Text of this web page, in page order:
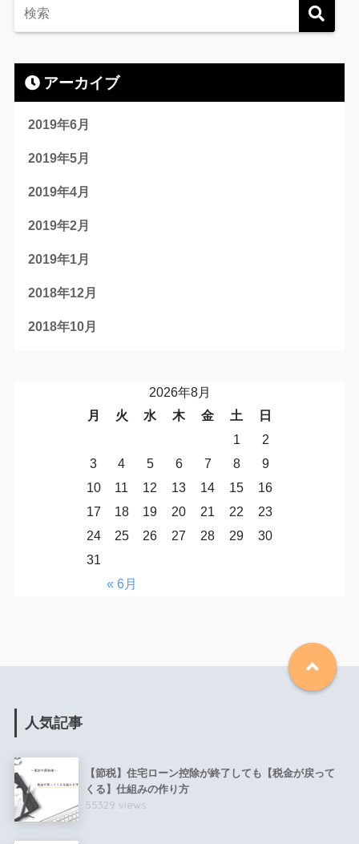
アーカイブ
2019年6月
2019年5月
2019年4月
2019年2月
2019年1月
2018年12月
2018年10月
2026年8月
月
火 水 木 金 土 日
« 6月
1
2
3
4 5 6 7 8
9
10
11 12 13 14 15
16
17
18 19 20 21 22
23
24
25 26 27 28 29
30
31
人気記事
【節税】住宅ローン控除が終了しても【税金が戻って
くる】仕組みの作り方
55329 views